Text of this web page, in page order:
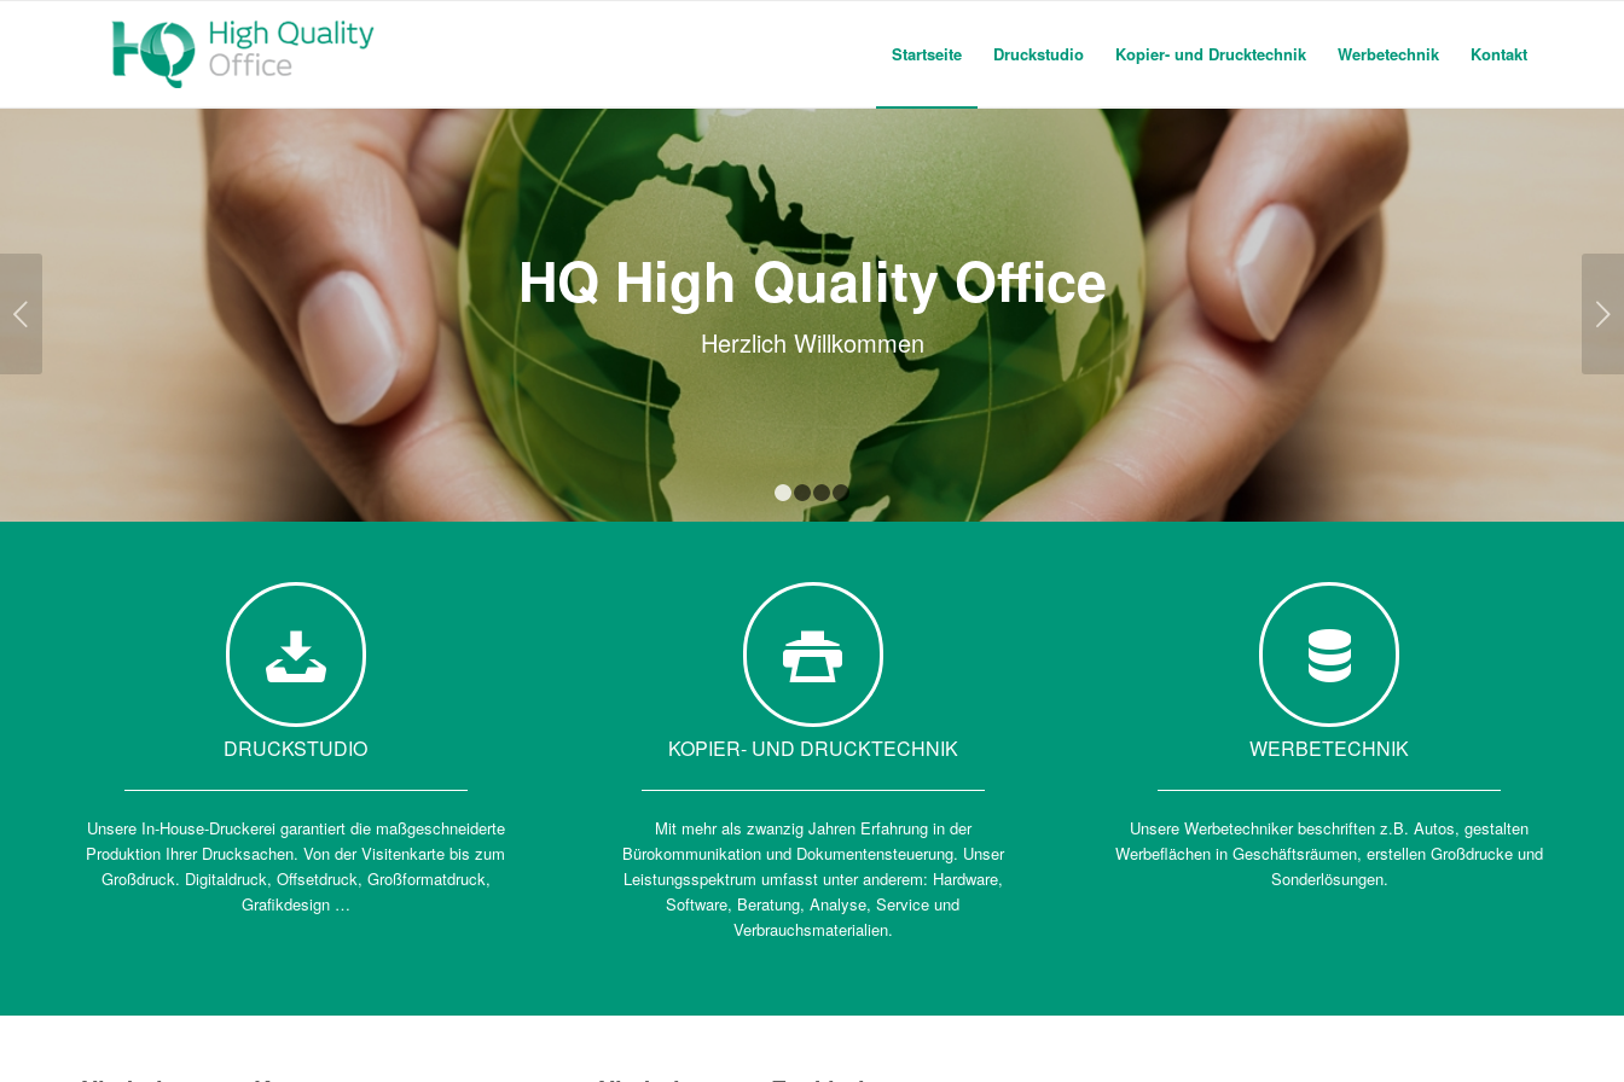
Startseite Druckstudio Kopier- und Drucktechnik Werbetechnik Kontakt
HQ High Quality Office
Herzlich Willkommen
4
DRUCKSTUDIO
Unsere In-House-Druckerei garantiert die maßgeschneiderte
Produktion Ihrer Drucksachen. Von der Visitenkarte bis zum
Großdruck. Digitaldruck, Offsetdruck, Großformatdruck,
Grafikdesign …
KOPIER- UND DRUCKTECHNIK
Mit mehr als zwanzig Jahren Erfahrung in der
Bürokommunikation und Dokumentensteuerung. Unser
Leistungsspektrum umfasst unter anderem: Hardware,
Software, Beratung, Analyse, Service und
Verbrauchsmaterialien.
WERBETECHNIK
Unsere Werbetechniker beschriften z.B. Autos, gestalten
Werbeflächen in Geschäftsräumen, erstellen Großdrucke und
Sonderlösungen.